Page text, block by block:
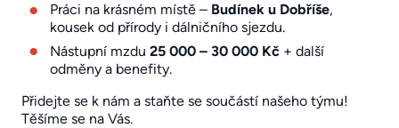
Práci na krásném místě – Budínek u Dobříše,
kousek od přírody i dálničního sjezdu.
Nástupní mzdu 25 000 – 30 000 Kč + další
odměny a benefity.
Přidejte se k nám a staňte se součástí našeho týmu!
Těšíme se na Vás.